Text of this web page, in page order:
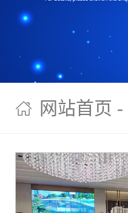
网站首页 -